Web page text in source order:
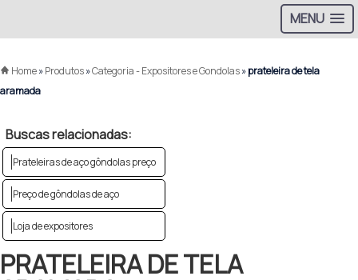
MENU
Home»Produtos»Categoria - Expositores e Gondolas»prateleira de tela
aramada
Buscas relacionadas:
Prateleiras de aço gôndolas preço
Preço de gôndolas de aço
Loja de expositores
PRATELEIRA DE TELA